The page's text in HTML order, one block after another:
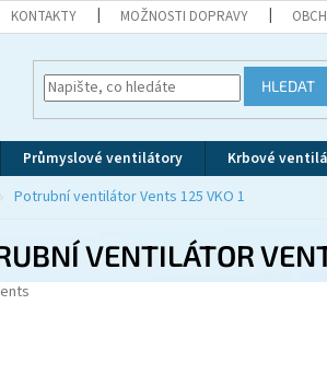
KONTAKTY MOŽNOSTI DOPRAVY
HLEDAT
Průmyslové ventilátory Krbové
Potrubní ventilátor Vents 125 VKO 1
VENTILÁTOR